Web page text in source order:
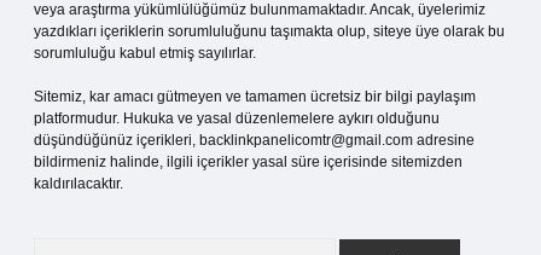
veya araştırma yükümlülüğümüz bulunmamaktadır. Ancak, üyelerimiz
yazdıkları içeriklerin sorumluluğunu taşımakta olup, siteye üye olarak bu
sorumluluğu kabul etmiş sayılırlar.
Sitemiz, kar amacı gütmeyen ve tamamen ücretsiz bir bilgi paylaşım
platformudur. Hukuka ve yasal düzenlemelere aykırı olduğunu
düşündüğünüz içerikleri, backlinkpanelicomtr@gmail.com adresine
bildirmeniz halinde, ilgili içerikler yasal süre içerisinde sitemizden
kaldırılacaktır.